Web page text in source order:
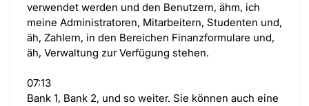
verwendet werden und den Benutzern, ähm, ich
meine Administratoren, Mitarbeitern, Studenten und,
äh, Zahlern, in den Bereichen Finanzformulare und,
äh, Verwaltung zur Verfügung stehen.
07:13
Bank 1, Bank 2, und so weiter. Sie können auch eine